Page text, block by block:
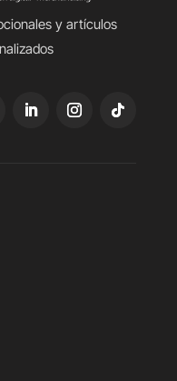
y artículos